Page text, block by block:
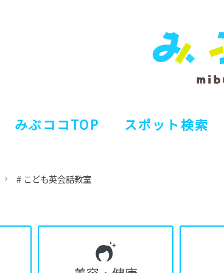
みぶココTOP スポット検索
# こども英会話教室